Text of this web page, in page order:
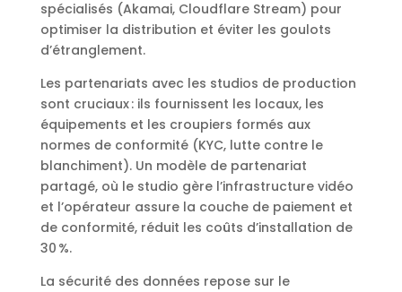
spécialisés (Akamai, Cloudflare Stream) pour
optimiser la distribution et éviter les goulots
d’étranglement.
Les partenariats avec les studios de production
sont cruciaux : ils fournissent les locaux, les
équipements et les croupiers formés aux
normes de conformité (KYC, lutte contre le
blanchiment). Un modèle de partenariat
partagé, où le studio gère l’infrastructure vidéo
et l’opérateur assure la couche de paiement et
de conformité, réduit les coûts d’installation de
30 %.
La sécurité des données repose sur le